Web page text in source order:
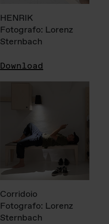
HENRIK
Fotografo: Lorenz
Sternbach
Download
Corridoio
Fotografo: Lorenz
Sternbach